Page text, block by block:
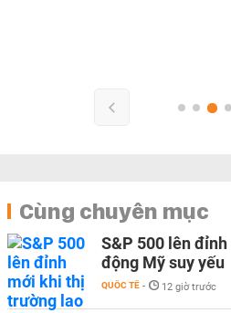
Cùng chuyên mục
S&P 500 lên
động Mỹ suy yếu
QUỐC TẾ - 12 giờ trước